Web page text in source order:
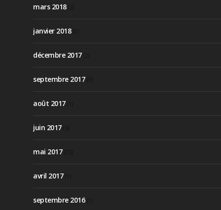
mars 2018(2)
janvier 2018(1)
décembre 2017(2)
septembre 2017(3)
août 2017(1)
juin 2017(9)
mai 2017(33)
avril 2017(1)
septembre 2016(1)